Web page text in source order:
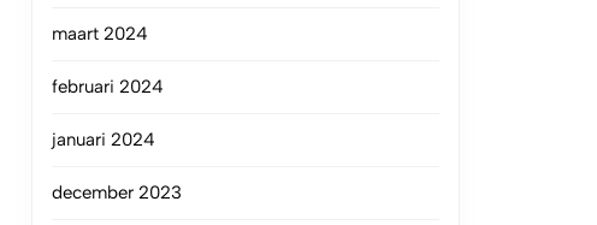
maart 2024
februari 2024
januari 2024
december 2023